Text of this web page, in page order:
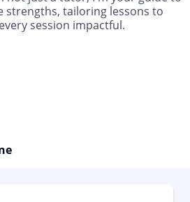
strengths, tailoring lessons to
session impactful.